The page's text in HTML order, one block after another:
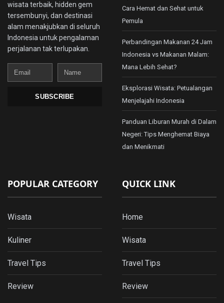
wisata terbaik, hidden gem
tersembunyi, dan destinasi
alam menakjubkan di seluruh
Indonesia untuk pengalaman
perjalanan tak terlupakan.
Email
Name
SUBSCRIBE
Cara Hemat dan Sehat untuk
Pemula
Perbandingan Makanan 24 Jam
Indonesia vs Makanan Malam:
Mana Lebih Sehat?
Eksplorasi Wisata: Petualangan
Menjelajahi Indonesia
Panduan Liburan Murah di Dalam
Negeri: Tips Menghemat Biaya
dan Menikmati
POPULAR CATEGORY
Wisata
Kuliner
Travel Tips
Review
QUICK LINK
Home
Wisata
Travel Tips
Review